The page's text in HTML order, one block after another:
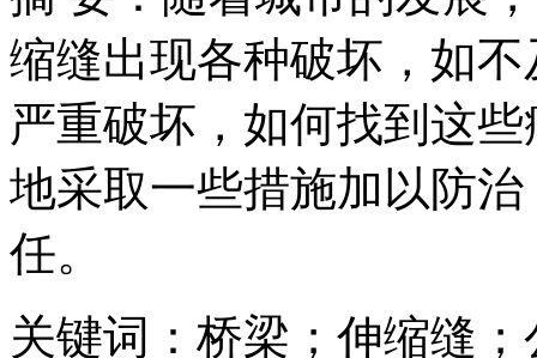
缩缝出现各种破坏，如
严重破坏，如何找到这
地采取一些措施加以防
任。
关键词：桥梁；伸缩缝